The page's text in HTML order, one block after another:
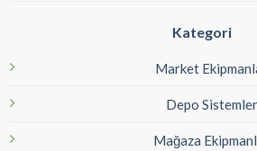
Kategori
Market
Depo
Mağaza